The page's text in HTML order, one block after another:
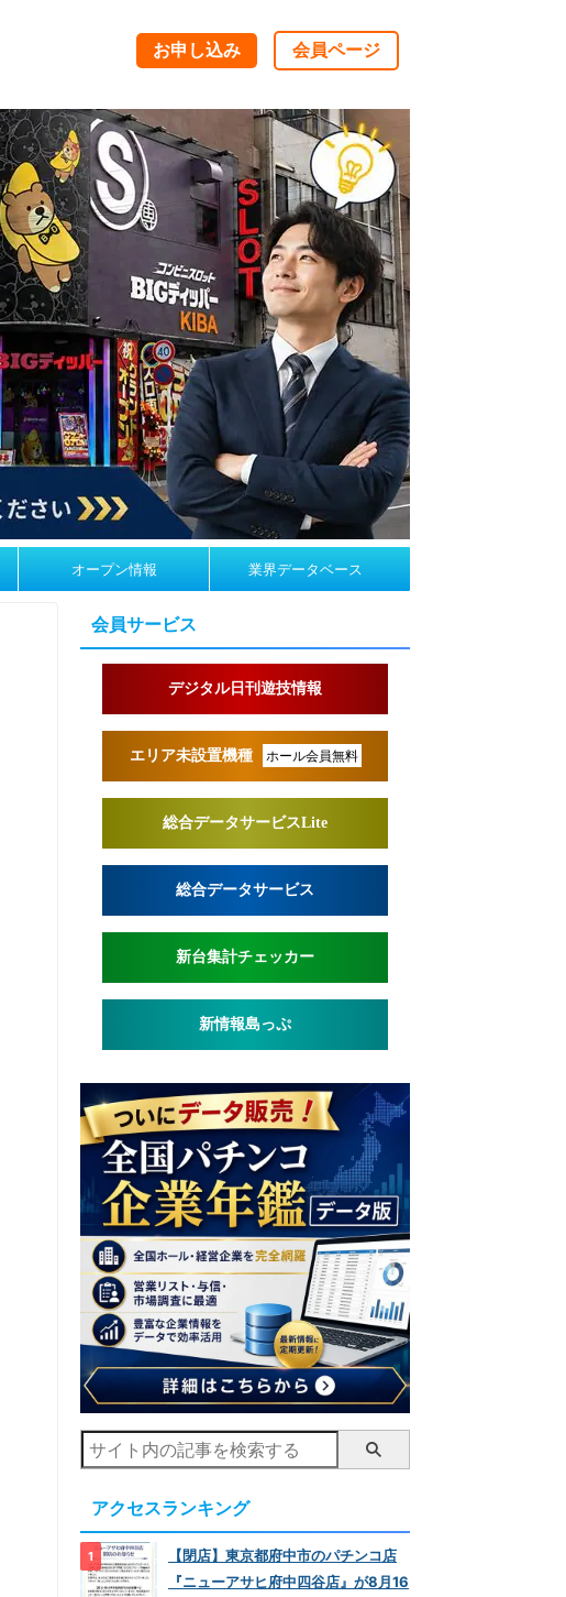
お申し込み 会員ページ
オープン情報 業界データベース
会員サービス
デジタル日刊遊技情報
エリア未設置機種 ホール会員無料
総合データサービスLite
総合データサービス
新台集計チェッカー
新情報島っぷ
アクセスランキング
【閉店】東京都府中市のパチンコ店
『ニューアサヒ府中四谷店』が8月16